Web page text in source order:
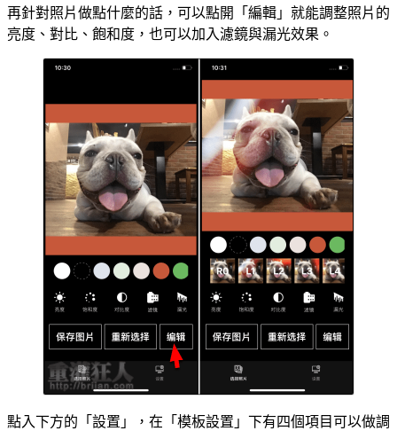
再針對照片做點什麼的話，可以點開「編輯」就能調整照片的
亮度、對比、飽和度，也可以加入濾鏡與漏光效果。
點入下方的「設置」，在「模板設置」下有四個項目可以做調